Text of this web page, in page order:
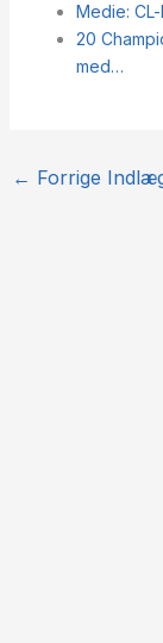
Medie:
20
med…
← Forrige